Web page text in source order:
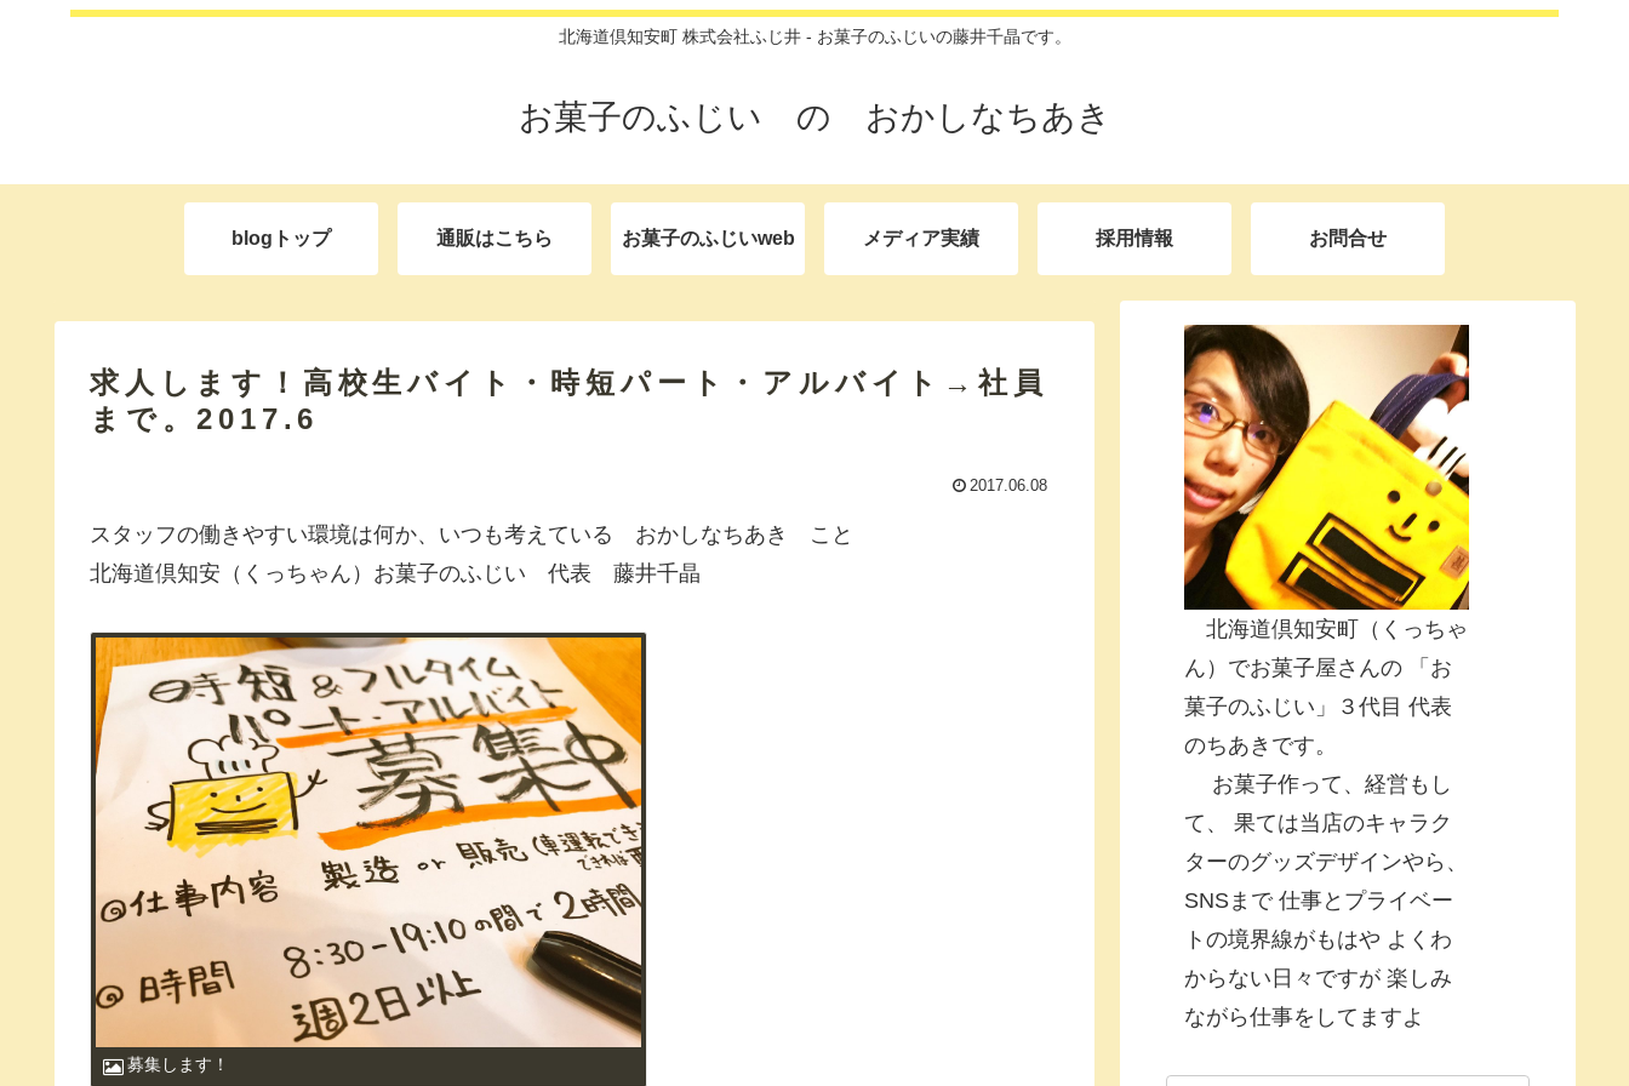
北海道倶知安町 株式会社ふじ井 - お菓子のふじいの藤井千晶です。
お菓子のふじい の おかしなちあき
blogトップ 通販はこちら お菓子のふじいweb メディア実績 採用情報 お問合せ
求人します！高校生バイト・時短パート・アルバイト→社員
まで。2017.6
2017.06.08
スタッフの働きやすい環境は何か、いつも考えている おかしなちあき こと
北海道倶知安（くっちゃん）お菓子のふじい 代表 藤井千晶
募集します！
北海道倶知安町（くっちゃ
ん）でお菓子屋さんの 「お
菓子のふじい」３代目 代表
のちあきです。
お菓子作って、経営もし
て、 果ては当店のキャラク
ターのグッズデザインやら、
SNSまで 仕事とプライベー
トの境界線がもはや よくわ
からない日々ですが 楽しみ
ながら仕事をしてますよ